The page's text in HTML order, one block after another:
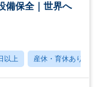
備保全｜世界へ
以上 産休・育休あり